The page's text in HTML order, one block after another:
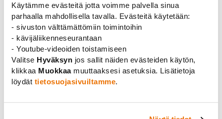
Käytämme evästeitä jotta voimme palvella sinua
parhaalla mahdollisella tavalla. Evästeitä käytetään:
- sivuston välttämättömiin toimintoihin
- kävijäliikenneseurantaan
- Youtube-videoiden toistamiseen
Valitse Hyväksyn jos sallit näiden evästeiden käytön,
klikkaa Muokkaamuuttaaksesi asetuksia. Lisätietoja
löydät tietosuojasivuiltamme.
resultatinriktat arbetssätt
IT-kunskaper
språkkunskaper
Doktorer arbetar särskilt med följande
uppgifter:
som specialist inom det egna substansområdet eller